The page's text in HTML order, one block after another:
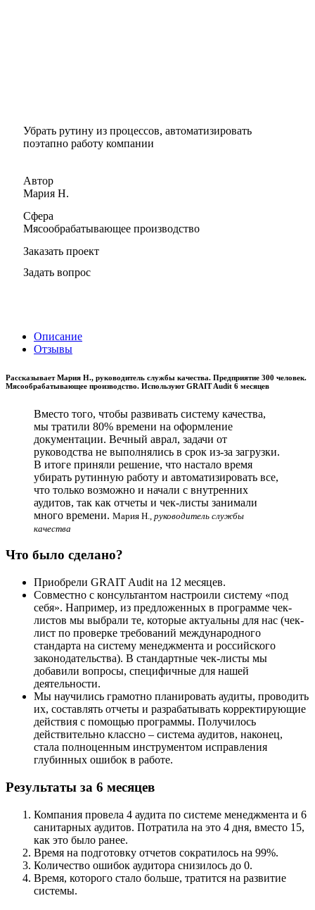
Убрать рутину из процессов, автоматизировать
поэтапно работу компании
Автор
Мария Н.
Сфера
Мясообрабатывающее производство
Заказать проект
Задать вопрос
Описание
Отзывы
Рассказывает Мария Н., руководитель службы качества. Предприятие 300 человек.
Мясообрабатывающее производство. Используют GRAIT Audit 6 месяцев
Вместо того, чтобы развивать систему качества,
мы тратили 80% времени на оформление
документации. Вечный аврал, задачи от
руководства не выполнялись в срок из-за загрузки.
В итоге приняли решение, что настало время
убирать рутинную работу и автоматизировать все,
что только возможно и начали с внутренних
аудитов, так как отчеты и чек-листы занимали
много времени. Мария Н., руководитель службы
качества
Что было сделано?
Приобрели GRAIT Audit на 12 месяцев.
Совместно с консультантом настроили систему «под
себя». Например, из предложенных в программе чек-
листов мы выбрали те, которые актуальны для нас (чек-
лист по проверке требований международного
стандарта на систему менеджмента и российского
законодательства). В стандартные чек-листы мы
добавили вопросы, специфичные для нашей
деятельности.
Мы научились грамотно планировать аудиты, проводить
их, составлять отчеты и разрабатывать корректирующие
действия с помощью программы. Получилось
действительно классно – система аудитов, наконец,
стала полноценным инструментом исправления
глубинных ошибок в работе.
Результаты за 6 месяцев
Компания провела 4 аудита по системе менеджмента и 6
санитарных аудитов. Потратила на это 4 дня, вместо 15,
как это было ранее.
Время на подготовку отчетов сократилось на 99%.
Количество ошибок аудитора снизилось до 0.
Время, которого стало больше, тратится на развитие
системы.